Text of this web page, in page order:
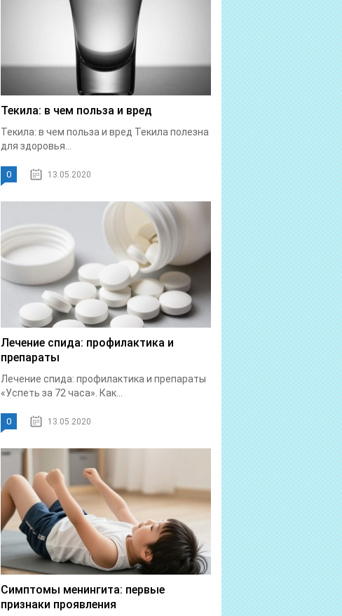
Текила: в чем польза и вред
Текила: в чем польза и вред Текила полезна
для здоровья...
0 13.05.2020
Лечение спида: профилактика и
препараты
Лечение спида: профилактика и препараты
«Успеть за 72 часа». Как...
0 13.05.2020
Симптомы менингита: первые
признаки проявления